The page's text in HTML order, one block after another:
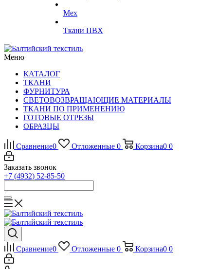
Мех
Ткани ПВХ
Меню
КАТАЛОГ
ТКАНИ
ФУРНИТУРА
СВЕТОВОЗВРАЩАЮЩИЕ МАТЕРИАЛЫ
ТКАНИ ПО ПРИМЕНЕНИЮ
ГОТОВЫЕ ОТРЕЗЫ
ОБРАЗЦЫ
Сравнение0 Отложенные 0 Корзина0 0
Заказать звонок
+7 (4932) 52-85-50
Сравнение0 Отложенные 0 Корзина0 0